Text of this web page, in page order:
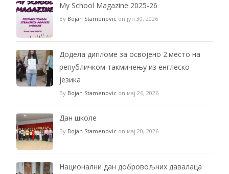
My School Magazine 2025-26
By Bojan Stamenovic on јун 30, 2026
Додела дипломе за освојено 2.место на
републичком такмичењу из енглеско
језика
By Bojan Stamenovic on мај 26, 2026
Дан школе
By Bojan Stamenovic on мај 20, 2026
Национални дан добровољних давалаца